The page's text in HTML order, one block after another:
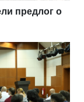
предлог о